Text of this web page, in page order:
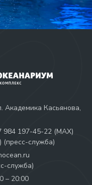
Академика Касьянова,
984 197-45-22 (МАХ)
(пресс-служба)
служба)
– 20:00